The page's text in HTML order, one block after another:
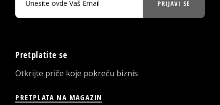
PRIJAVI SE
Pretplatite se
Otkrijte priče koje pokreću biznis
PRETPLATA NA MAGAZIN